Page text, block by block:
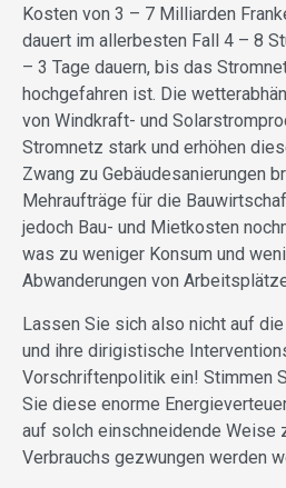
Kosten von 3 – 7 Milliarden
dauert im allerbesten Fall 4 – 8
– 3 Tage dauern, bis das
hochgefahren ist. Die
von Windkraft- und
Stromnetz stark und erhöhen
Zwang zu Gebäudesanierungen
Mehraufträge für die
jedoch Bau- und Mietkosten
was zu weniger Konsum und
Abwanderungen von
Lassen Sie sich also nicht auf
und ihre dirigistische
Vorschriftenpolitik ein! Stimmen
Sie diese enorme
auf solch einschneidende Weise
Verbrauchs gezwungen werden